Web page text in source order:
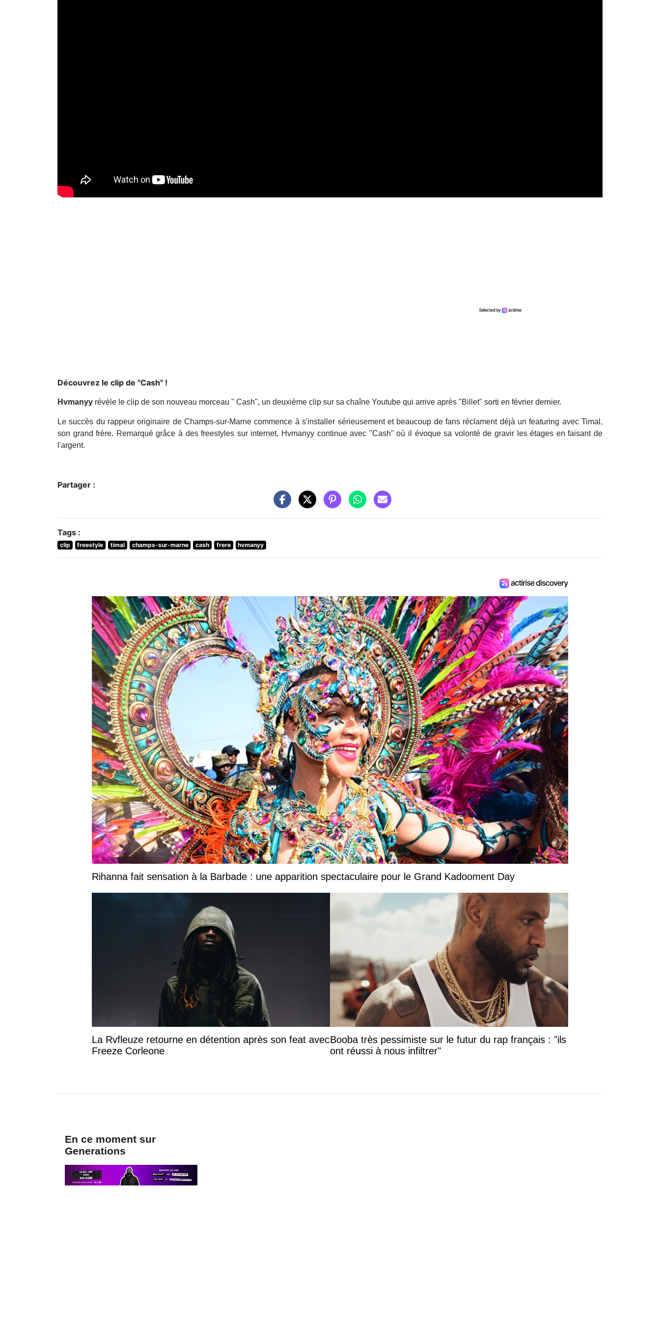
Découvrez le clip de "Cash" !
Hvmanyy révèle le clip de son nouveau morceau " Cash", un deuxième clip sur sa chaîne Youtube qui arrive après "Billet" sorti en février dernier.
Le succès du rappeur originaire de Champs-sur-Marne commence à s'installer sérieusement et beaucoup de fans réclament déjà un featuring avec Timal,
son grand frère. Remarqué grâce à des freestyles sur internet, Hvmanyy continue avec "Cash" où il évoque sa volonté de gravir les étages en faisant de
l'argent.
Partager :
Tags :
clip freestyle timal champs-sur-marne cash frere hvmanyy
Rihanna fait sensation à la Barbade : une apparition spectaculaire pour le Grand Kadooment Day
La Rvfleuze retourne en détention après son feat avec
Freeze Corleone
Booba très pessimiste sur le futur du rap français : "ils
ont réussi à nous infiltrer"
En ce moment sur
Generations